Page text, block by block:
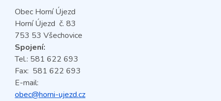
Obec Horní Újezd
Horní Újezd č. 83
753 53 Všechovice
Spojení:
Tel.: 581 622 693
Fax: 581 622 693
E-mail:
obec@horni-ujezd.cz